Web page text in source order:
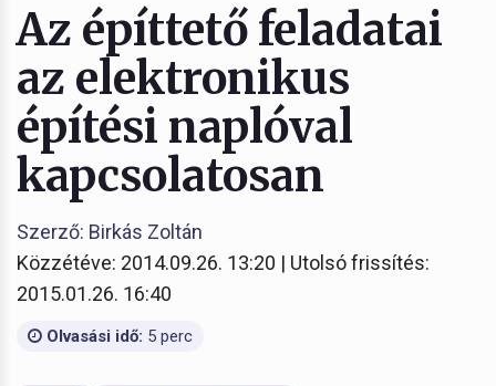
Az építtető feladatai
az elektronikus
építési naplóval
kapcsolatosan
Szerző: Birkás Zoltán
Közzétéve: 2014.09.26. 13:20 | Utolsó frissítés:
2015.01.26. 16:40
Olvasási idő: 5 perc